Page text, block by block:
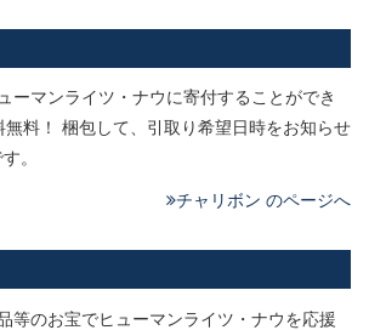
ーマンライツ・ナウに寄付することができ
無料！ 梱包して、引取り希望日時をお知らせ
。
チャリボン のページへ
等のお宝でヒューマンライツ・ナウを応援